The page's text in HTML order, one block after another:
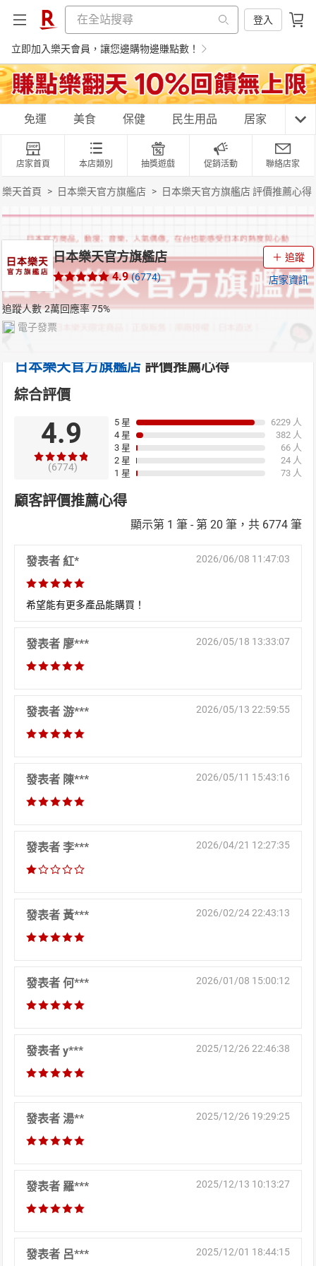
登入
立即加入樂天會員，讓您邊購物邊賺點數！
購物網分類
天天免運 美食蛋糕 養生保健 民生用品
居家生活 3C家電 親子玩具
女裝 男裝 化妝保養 情趣用品
日本購物 電子/紙本書
免運 美食 保健 民生用品 居家 3C
店家首頁 本店類別 抽獎遊戲 促銷活動 聯絡店家
樂天首頁 > 日本樂天官方旗艦店 > 日本樂天官方旗艦店 評價推薦心得
日本樂天官方旗艦店
4.9 (6774)
追蹤
店家資訊
追蹤人數 2萬回應率75%
電子發票
日本樂天官方旗艦店 評價推薦心得
綜合評價
4.9
(6774)
5 星
4 星
3 星
2 星
1 星
6229 人
382 人
66 人
24 人
73 人
顧客評價推薦心得
顯示第 1 筆 - 第 20 筆，共 6774 筆
發表者 紅* 2026/06/08 11:47:03
希望能有更多產品能購買！
發表者 廖*** 2026/05/18 13:33:07
發表者 游*** 2026/05/13 22:59:55
發表者 陳*** 2026/05/11 15:43:16
發表者 李*** 2026/04/21 12:27:35
發表者 黃*** 2026/02/24 22:43:13
發表者 何*** 2026/01/08 15:00:12
發表者 y*** 2025/12/26 22:46:38
發表者 湯** 2025/12/26 19:29:25
發表者 羅*** 2025/12/13 10:13:27
發表者 呂*** 2025/12/01 18:44:15